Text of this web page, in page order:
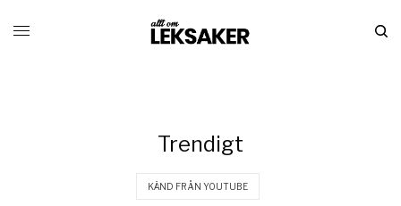
Trendigt
KÄND FRÅN YOUTUBE